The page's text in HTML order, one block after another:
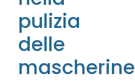
pulizia
delle
mascherine